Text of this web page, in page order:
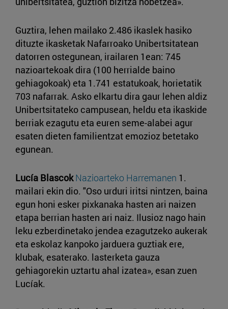
Guztira, lehen mailako 2.486 ikaslek hasiko
dituzte ikasketak Nafarroako Unibertsitatean
datorren ostegunean, irailaren 1ean: 745
nazioartekoak dira (100 herrialde baino
gehiagokoak) eta 1.741 estatukoak, horietatik
703 nafarrak. Asko elkartu dira gaur lehen aldiz
Unibertsitateko campusean, heldu eta ikaskide
berriak ezagutu eta euren seme-alabei agur
esaten dieten familientzat emozioz betetako
egunean.
Lucía Blascok Nazioarteko Harremanen 1.
mailari ekin dio. "Oso urduri iritsi nintzen, baina
egun honi esker pixkanaka hasten ari naizen
etapa berrian hasten ari naiz. Ilusioz nago hain
leku ezberdinetako jendea ezagutzeko aukerak
eta eskolaz kanpoko jarduera guztiak ere,
klubak, esaterako. lasterketa gauza
gehiagorekin uztartu ahal izatea», esan zuen
Lucíak.